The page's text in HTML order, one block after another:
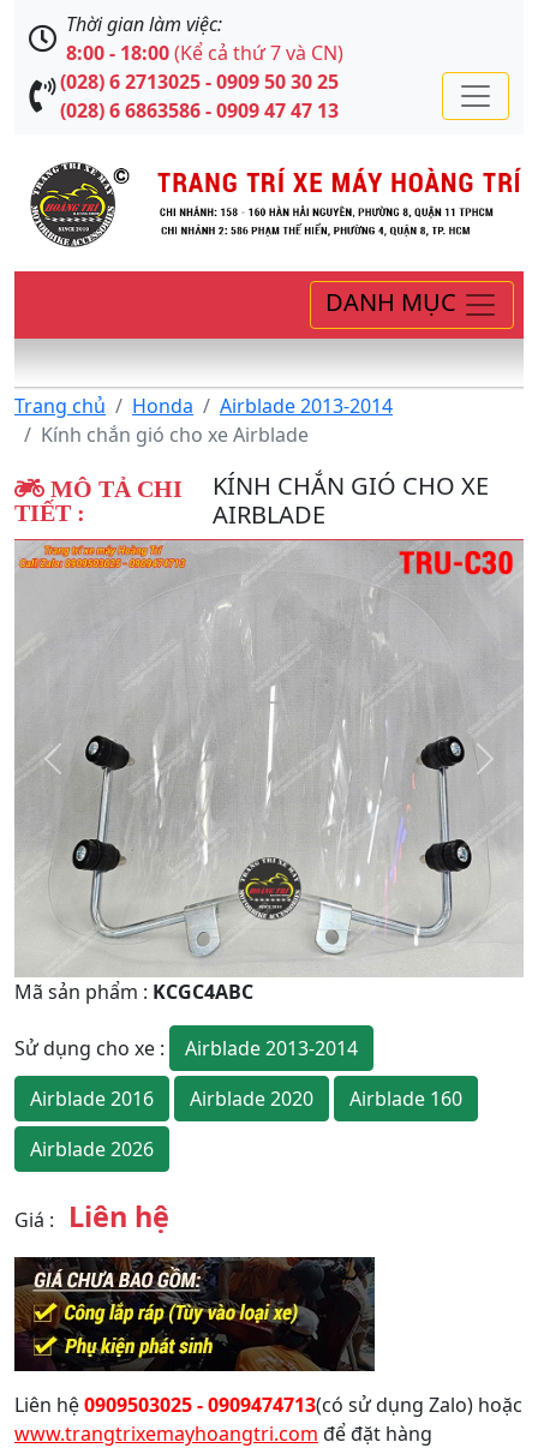
Thời gian làm việc:
8:00 - 18:00(Kể cả thứ 7 và CN)
(028) 6 2713025 - 0909 50 30 25
(028) 6 6863586 - 0909 47 47 13
DANH MỤC
Trang chủ Honda
Airblade 2013-2014
Kính chắn gió cho xe Airblade
MÔ TẢ CHI
TIẾT :
KÍNH CHẮN GIÓ CHO XE
AIRBLADE
Quay
Tiếp
Mã sản phẩm : KCGC4ABC
Sử dụng cho xe :
Airblade 2013-2014
Airblade 2016
Airblade 2020
Airblade 160
Airblade 2026
Giá : Liên hệ
Liên hệ0909503025 - 0909474713(có sử dụng Zalo) hoặc
www.trangtrixemayhoangtri.com để đặt hàng